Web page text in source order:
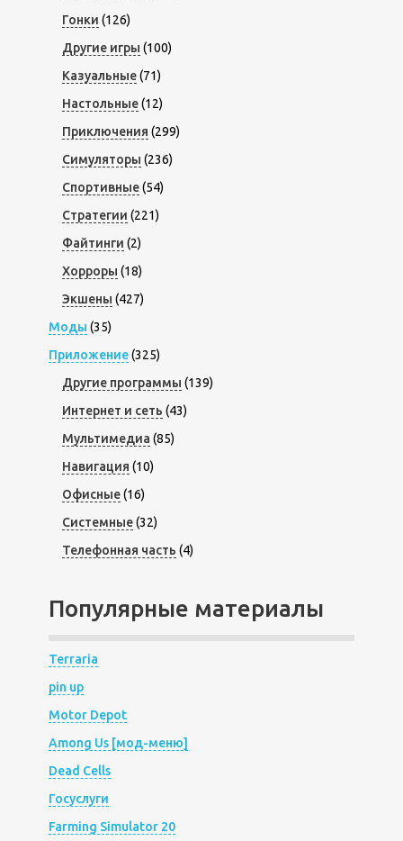
Гонки (126)
Другие игры (100)
Казуальные(71)
Настольные(12)
Приключения (299)
Симуляторы (236)
Спортивные(54)
Стратегии (221)
Файтинги (2)
Хорроры (18)
Экшены (427)
Моды (35)
Приложение(325)
Другие программы (139)
Интернет и сеть (43)
Мультимедиа (85)
Навигация (10)
Офисные(16)
Системные(32)
Телефонная часть (4)
Популярные материалы
Terraria
pin up
Motor Depot
Among Us [мод-меню]
Dead Cells
Госуслуги
Farming Simulator 20